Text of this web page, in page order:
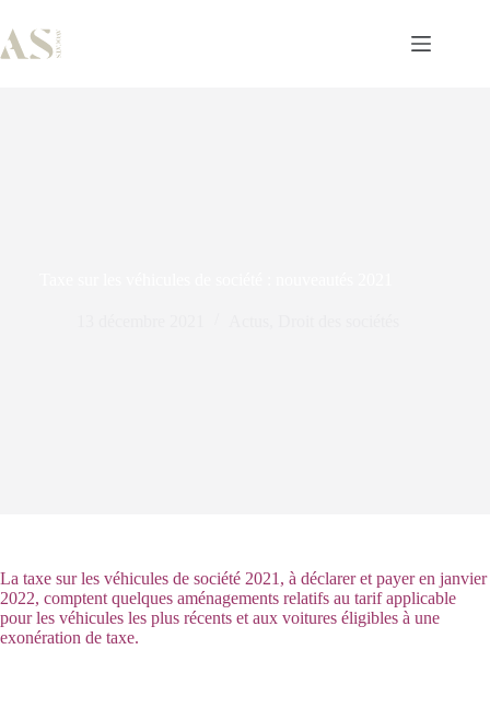
La taxe sur les véhicules de société 2021, à déclarer et payer en janvier
2022, comptent quelques aménagements relatifs au tarif applicable
pour les véhicules les plus récents et aux voitures éligibles à une
exonération de taxe.